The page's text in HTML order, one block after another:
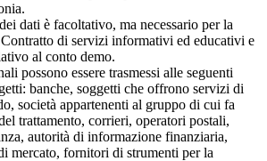
dati è facoltativo, ma necessario per la
di servizi informativi ed educativi e
al conto demo.
possono essere trasmessi alle seguenti
banche, soggetti che offrono servizi di
società appartenenti al gruppo di cui fa
trattamento, corrieri, operatori postali,
autorità di informazione finanziaria,
mercato, fornitori di strumenti per la